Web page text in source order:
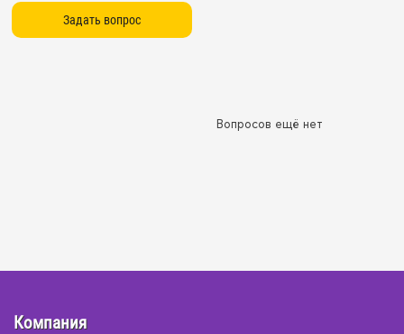
Вопросов ещё нет
Компания